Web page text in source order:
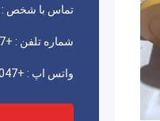
تماس با شخص :
شماره تلفن : +8615347747047
واتس اپ : +8615347747047